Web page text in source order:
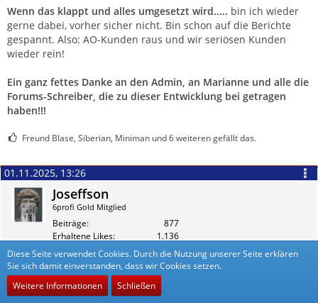
Wenn das klappt und alles umgesetzt wird..... bin ich wieder
gerne dabei, vorher sicher nicht. Bin schon auf die Berichte
gespannt. Also: AO-Kunden raus und wir seriösen Kunden
wieder rein!
Ein ganz fettes Danke an den Admin, an Marianne und alle die
Forums-Schreiber, die zu dieser Entwicklung bei getragen
haben!!!
Freund Blase, Siberian, Miniman und 6 weiteren gefällt das.
01.11.2025, 13:26
Joseffson
6profi Gold Mitglied
Beiträge
877
Erhaltene Likes
1.136
+3
Diese Seite verwendet Cookies. Durch die Nutzung unserer Seite erklären
Sie sich damit einverstanden, dass wir Cookies setzen.
Weitere Informationen
Schließen